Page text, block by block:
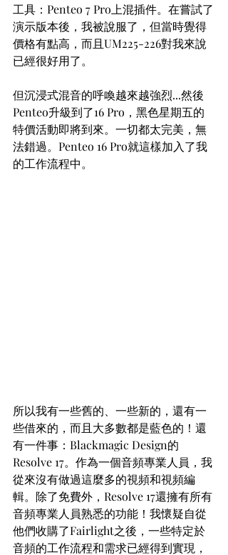
工具：Penteo 7 Pro上混插件。在嘗試了
演示版本後，我被說服了，但當時覺得
價格有點高，而且UM225-226對我來說
已經很好用了。
但沉浸式混音的呼喚越來越強烈...然後
Penteo升級到了16 Pro，黑色星期五的
特價活動即將到來。一切都太完美，無
法錯過。Penteo 16 Pro就這樣加入了我
的工作流程中。
所以我有一些舊的、一些新的，還有一
些借來的，而且大多數都是藍色的！還
有一件事：Blackmagic Design的
Resolve 17。作為一個音頻專業人員，我
從來沒有做過這麼多的視頻和視頻編
輯。除了免費外，Resolve 17還擁有所有
音頻專業人員熟悉的功能！我懷疑自從
他們收購了Fairlight之後，一些特定於
音頻的工作流程和需求已經得到實現，